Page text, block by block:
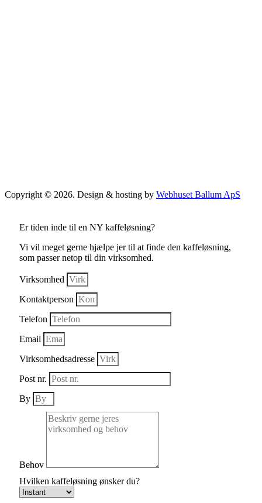
Copyright © 2026. Design & hosting by Webhuset Ballum ApS
Er tiden inde til en NY kaffeløsning?
Vi vil meget gerne hjælpe jer til at finde den kaffeløsning,
som passer netop til din virksomhed.
Virksomhed
Kontaktperson
Telefon
Email
Virksomhedsadresse
Post nr.
By
Behov
Hvilken kaffeløsning ønsker du?